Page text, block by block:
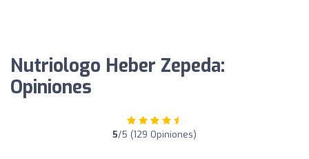
Nutriologo Heber Zepeda:
Opiniones
5/5 (129 Opiniones)